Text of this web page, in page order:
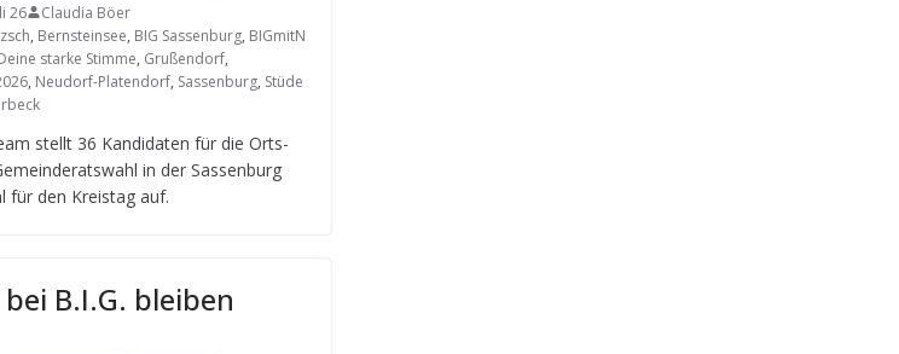
26
Claudia Böer
, Bernsteinsee, BIG Sassenburg, BIGmitN
starke Stimme, Grußendorf,
, Neudorf-Platendorf, Sassenburg, Stüde
stellt 36 Kan­di­da­ten für die Orts­
in der Sas­sen­burg
für den Kreis­tag auf.
B.I.G. blei­ben